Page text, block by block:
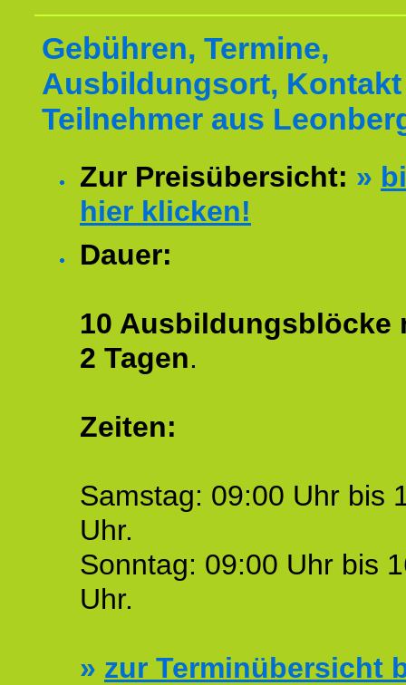
Gebühren, Termine,
Ausbildungsort,
Teilnehmer aus
Zur Preisübersicht: »
hier klicken!
Dauer:
10 Ausbildungsblöcke
2 Tagen.
Zeiten:
Samstag: 09:00 Uhr bis
Uhr.
Sonntag: 09:00 Uhr bis
Uhr.
» zur Terminübersicht